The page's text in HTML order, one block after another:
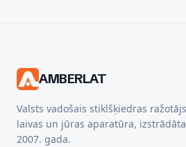
AMBERLAT
Valsts vadošais stiklšķiedras
laivas un jūras aparatūra,
2007. gada.